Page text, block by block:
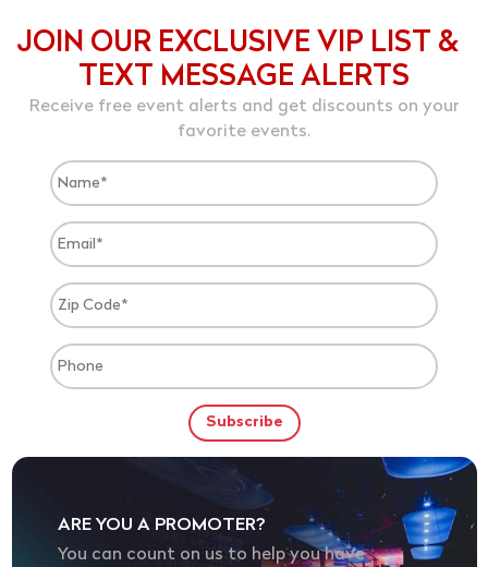
JOIN OUR EXCLUSIVE VIP LIST &
TEXT MESSAGE ALERTS
Receive free event alerts and get discounts on your
favorite events.
ARE YOU A PROMOTER?
You can count on us to help you have